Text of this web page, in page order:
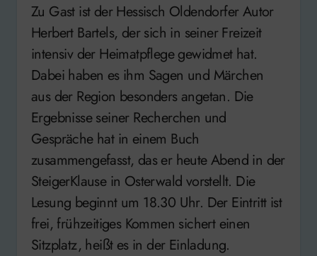
Zu Gast ist der Hessisch Oldendorfer Autor
Herbert Bartels, der sich in seiner Freizeit
intensiv der Heimatpflege gewidmet hat.
Dabei haben es ihm Sagen und Märchen
aus der Region besonders angetan. Die
Ergebnisse seiner Recherchen und
Gespräche hat in einem Buch
zusammengefasst, das er heute Abend in der
SteigerKlause in Osterwald vorstellt. Die
Lesung beginnt um 18.30 Uhr. Der Eintritt ist
frei, frühzeitiges Kommen sichert einen
Sitzplatz, heißt es in der Einladung.